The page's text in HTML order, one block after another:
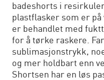
badeshorts i
plastflasker som er på
er behandlet med
for å tørke raskere.
sublimasjonstrykk,
og mer holdbart enn
Shortsen har en løs